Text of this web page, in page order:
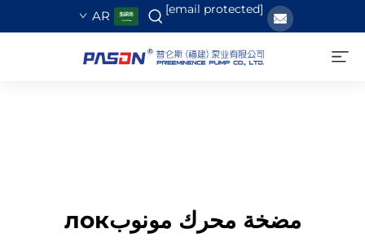
[email protected]
AR
مضخة محرك مونوبлок